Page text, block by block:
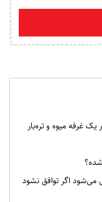
مشخص می‌شود اگر توافق نشود